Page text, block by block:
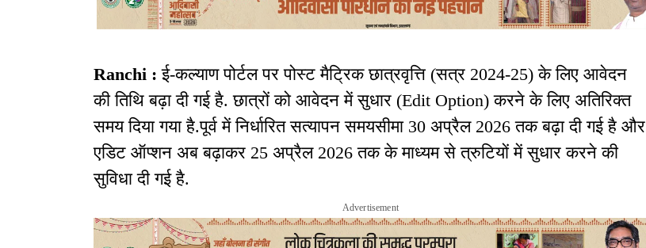
Ranchi :ई-कल्याण पोर्टल पर पोस्ट मैट्रिक छात्रवृत्ति (सत्र 2024-25) के लिए आवेदन
की तिथि बढ़ा दी गई है. छात्रों को आवेदन में सुधार (Edit Option) करने के लिए अतिरिक्त
समय दिया गया है.पूर्व में निर्धारित सत्यापन समयसीमा 30 अप्रैल 2026 तक बढ़ा दी गई है और
एडिट ऑप्शन अब बढ़ाकर 25 अप्रैल 2026 तक के माध्यम से त्रुटियों में सुधार करने की
सुविधा दी गई है.
Advertisement